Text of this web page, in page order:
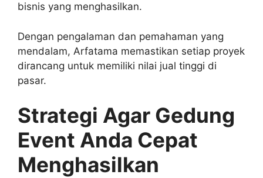
bisnis yang menghasilkan.
Dengan pengalaman dan pemahaman yang
mendalam, Arfatama memastikan setiap proyek
dirancang untuk memiliki nilai jual tinggi di
pasar.
Strategi Agar Gedung
Event Anda Cepat
Menghasilkan